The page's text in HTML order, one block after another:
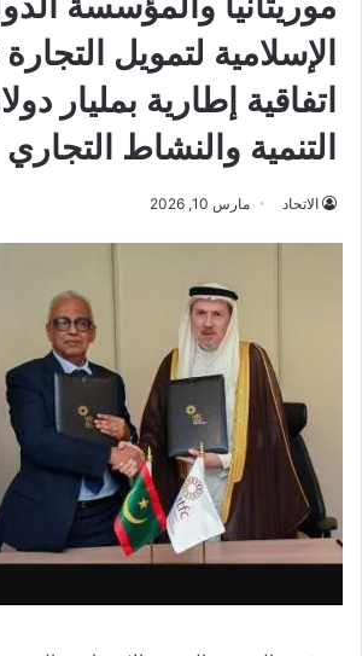
الإسلامية لتمويل
اتفاقية إطارية بمليار
التنمية والنشاط التجاري
الاتحاد مارس 10, 2026